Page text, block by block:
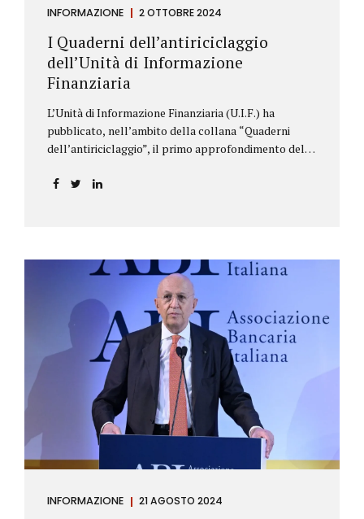
INFORMAZIONE 2 OTTOBRE 2024
I Quaderni dell’antiriciclaggio
dell’Unità di Informazione
Finanziaria
L’Unità di Informazione Finanziaria (U.I.F.) ha
pubblicato, nell’ambito della collana “Quaderni
dell’antiriciclaggio”, il primo approfondimento del
aggiornamenti della normativa e della
riguardano le novità nella disciplina internazionale e
nazionale, e forniscono informazioni su
eventuali consultazioni pubbliche e su pronunce di
particolare rilevanza emesse nell’esercizio
dell’attività giurisdizionale. In questo numero
l’approfondimento è dedicato, in particolare: alla
recente normativa della UE sugli obblighi
antiriciclaggio (c.d. AML Package), tra cui il
Regolamento Antiriciclaggio e la Direttiva AML;
all’AMLA, ovvero alla nuova Autorità europea che
INFORMAZIONE 21 AGOSTO 2024